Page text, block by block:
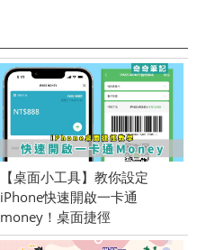
【桌面小工具】教你設定
iPhone快速開啟一卡通
money！桌面捷徑